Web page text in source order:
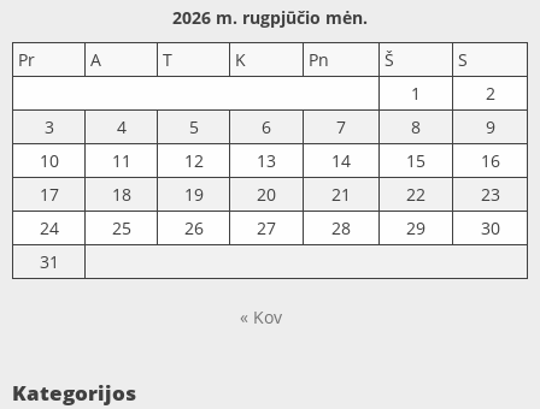
2026 m. rugpjūčio mėn.
Pr
A T K Pn Š
S
1
2
3
4 5 6 7 8
9
10
11 12 13 14 15
16
17
18 19 20 21 22
23
24
25 26 27 28 29
30
31
« Kov
Kategorijos